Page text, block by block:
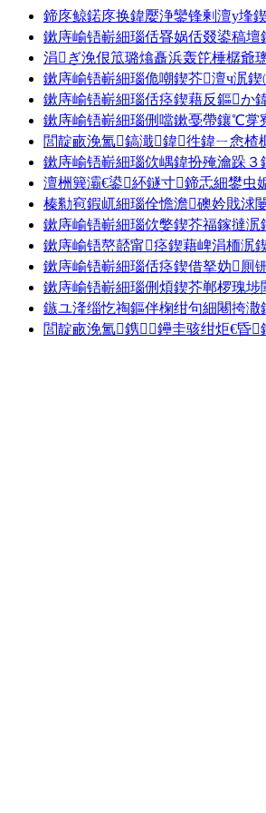
鍗庝鲸鍩庝换鍏嬮浄鑾锋剰澶у埄
鏉庤崳铻嶄細瑙佸疂娲佸叕鍙稿
涓ぎ浼佷笟璐熻矗浜轰笓棰樼爺
鏉庤崳铻嶄細瑙佹嘲鍥芥澶ч泦
鏉庤崳铻嶄細瑙佸痉鍥藉反鏂か
鏉庤崳铻嶄細瑙侀噹鏉戞帶鑲℃
閭靛畞浼氳鎬濈鍏徃鍏ㄧ悆
鏉庤崳铻嶄細瑙佽嵎鍏扮殗瀹跺
澶栦簨灞€鍙紑鐩寸鍗忎細鐢虫
榛勬窇鍜屼細瑙佺憺澹礇妗戝浗
鏉庤崳铻嶄細瑙佽嫳鍥芥福鎵撻
鏉庤崳铻嶅嚭甯痉鍥藉崥涓栭
鏉庤崳铻嶄細瑙佸痉鍥借拏妫厠
鏉庤崳铻嶄細瑙侀煩鍥芥郸椤瑰
鏃ユ湰缁忔祹鏂伴椈绀句細闀挎
閭靛畞浼氳鎸▉鑸圭骇绀炬€昏